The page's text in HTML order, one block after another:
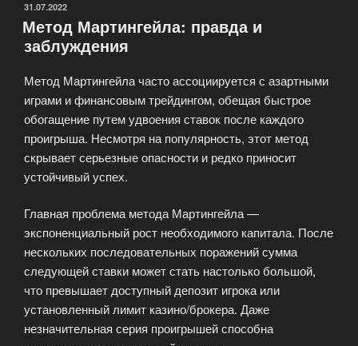
ОПУБЛИКОВАНО
31.07.2022
Метод Мартингейла: правда и
заблуждения
Метод Мартингейла часто ассоциируется с азартными
играми и финансовым трейдингом, обещая быстрое
обогащение путем удвоения ставок после каждого
проигрыша. Несмотря на популярность, этот метод
скрывает серьезные опасности и редко приносит
устойчивый успех.
Главная проблема метода Мартингейла —
экспоненциальный рост необходимого капитала. После
нескольких последовательных поражений сумма
следующей ставки может стать настолько большой,
что превышает доступный депозит игрока или
установленный лимит казино/брокера. Даже
незначительная серия проигрышей способна